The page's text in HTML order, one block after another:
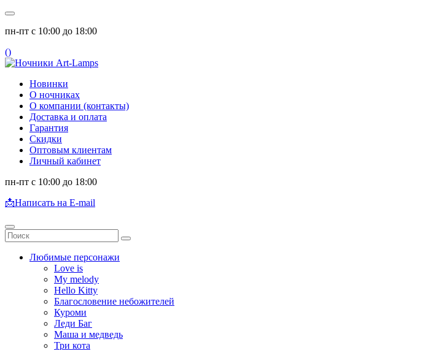
пн-пт с 10:00 до 18:00
()
Новинки
О ночниках
О компании (контакты)
Доставка и оплата
Гарантия
Скидки
Оптовым клиентам
Личный кабинет
пн-пт с 10:00 до 18:00
📩Написать на E-mail
Любимые персонажи
Love is
My melody
Hello Kitty
Благословение небожителей
Куроми
Леди Баг
Маша и медведь
Три кота